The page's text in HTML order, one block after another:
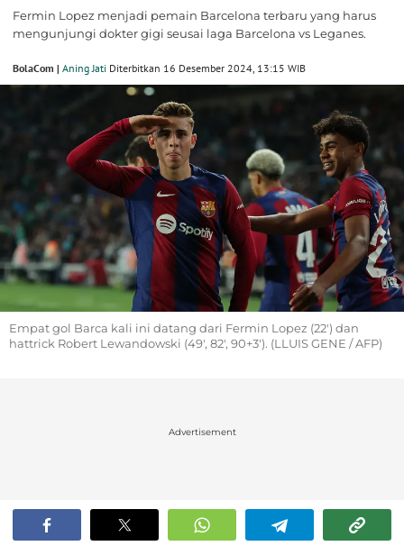
Fermin Lopez menjadi pemain Barcelona terbaru yang harus
mengunjungi dokter gigi seusai laga Barcelona vs Leganes.
BolaCom | Aning Jati Diterbitkan 16 Desember 2024, 13:15 WIB
Empat gol Barca kali ini datang dari Fermin Lopez (22') dan
hattrick Robert Lewandowski (49', 82', 90+3'). (LLUIS GENE / AFP)
Advertisement